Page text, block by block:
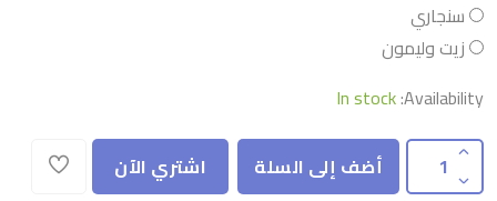
سنجاري
زيت وليمون
Availability:
In stock
أضف إلى السلة اشتري الآن